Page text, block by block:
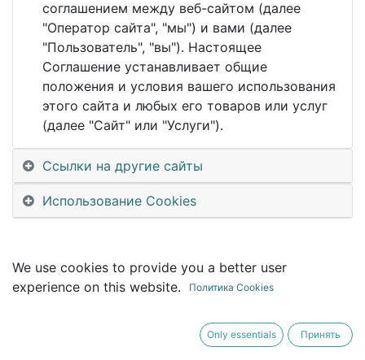
book a booth.
соглашением между веб-сайтом (далее
"Оператор сайта", "мы") и вами (далее
"Пользователь", "вы"). Настоящее
Соглашение устанавливает общие
положения и условия вашего использования
этого сайта и любых его товаров или услуг
(далее "Сайт" или "Услуги").
Ссылки на другие сайты
Использование Cookies
We use cookies to provide you a better user
experience on this website.
Политика Cookies
Only essentials Принять